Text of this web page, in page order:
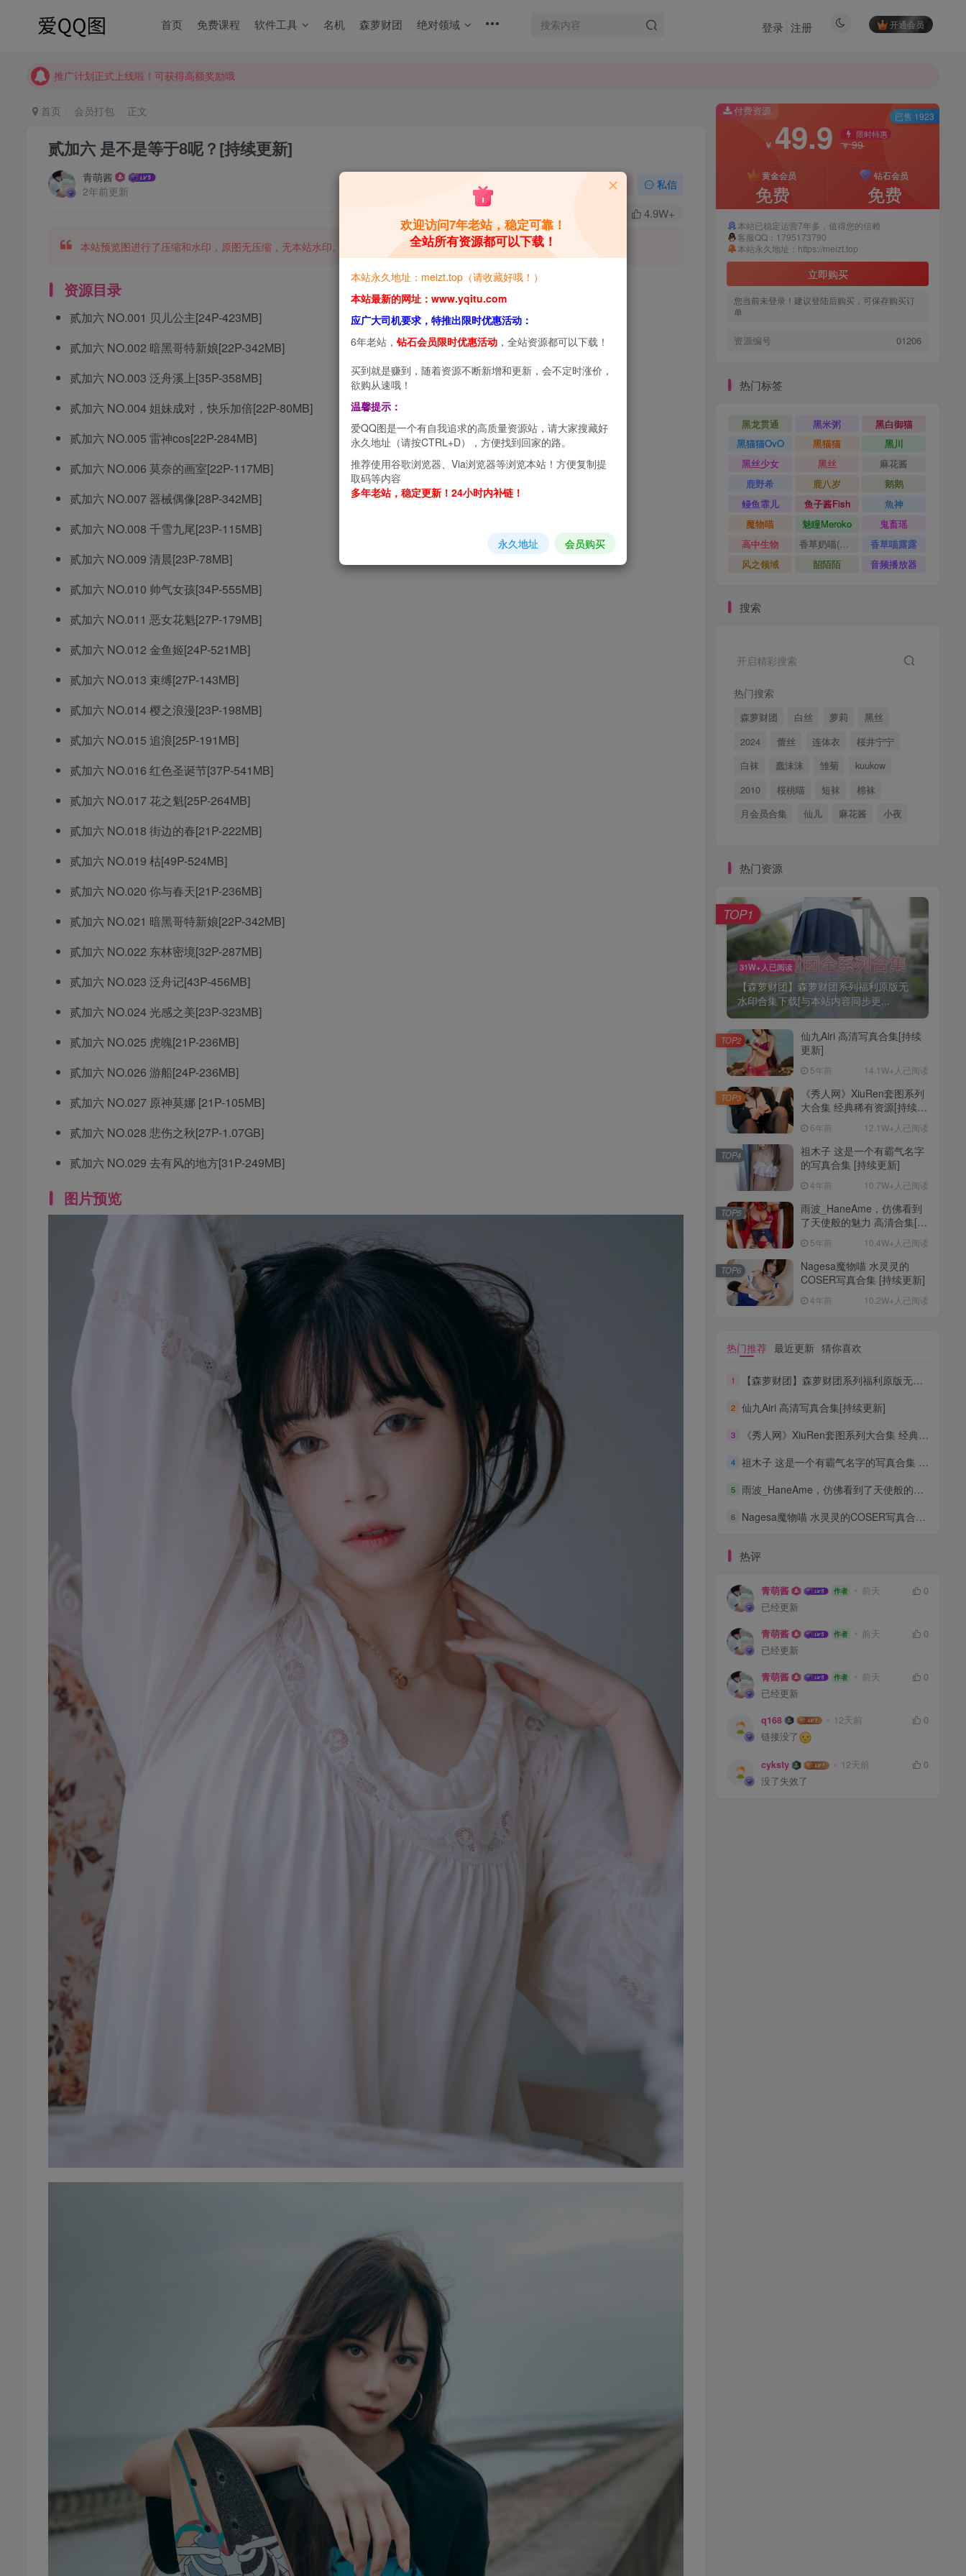
首页 免费课程 软件工具 名机 森萝财团 绝对领域 开通会员
登录 注册
【请收藏】本站永久地址是 https://www.meizt.top
【请收藏】本站永久地址是 https://www.meizt.top
推广计划正式上线啦！可获得高额奖励哦
首页 会员打包 正文
贰加六 是不是等于8呢？[持续更新]
青萌酱
2年前更新
关注 私信
4.9W+
本站预览图进行了压缩和水印，原图无压缩，无本站水印。
资源目录
贰加六 NO.001 贝儿公主[24P-423MB]
贰加六 NO.002 暗黑哥特新娘[22P-342MB]
贰加六 NO.003 泛舟溪上[35P-358MB]
贰加六 NO.004 姐妹成对，快乐加倍[22P-80MB]
贰加六 NO.005 雷神cos[22P-284MB]
贰加六 NO.006 莫奈的画室[22P-117MB]
贰加六 NO.007 器械偶像[28P-342MB]
贰加六 NO.008 千雪九尾[23P-115MB]
贰加六 NO.009 清晨[23P-78MB]
贰加六 NO.010 帅气女孩[34P-555MB]
贰加六 NO.011 恶女花魁[27P-179MB]
贰加六 NO.012 金鱼姬[24P-521MB]
贰加六 NO.013 束缚[27P-143MB]
贰加六 NO.014 樱之浪漫[23P-198MB]
贰加六 NO.015 追浪[25P-191MB]
贰加六 NO.016 红色圣诞节[37P-541MB]
贰加六 NO.017 花之魁[25P-264MB]
贰加六 NO.018 街边的春[21P-222MB]
贰加六 NO.019 枯[49P-524MB]
贰加六 NO.020 你与春天[21P-236MB]
贰加六 NO.021 暗黑哥特新娘[22P-342MB]
贰加六 NO.022 东林密境[32P-287MB]
贰加六 NO.023 泛舟记[43P-456MB]
贰加六 NO.024 光感之美[23P-323MB]
贰加六 NO.025 虎魄[21P-236MB]
贰加六 NO.026 游船[24P-236MB]
贰加六 NO.027 原神莫娜 [21P-105MB]
贰加六 NO.028 悲伤之秋[27P-1.07GB]
贰加六 NO.029 去有风的地方[31P-249MB]
图片预览
付费资源
￥ 49.9 限时特惠
￥99
黄金会员
免费
钻石会员
免费
本站已稳定运营7年多，值得您的信赖
客服QQ：1795173790
本站永久地址：https://meizt.top
立即购买
您当前未登录！建议登陆后购买，可保存购买订
单
资源编号 01206
已售 1923
热门标签
黑龙贯通 黑米粥
黑白御猫
黑猫猫OvO
黑猫猫
黑川
黑丝少女
黑丝
麻花酱
鹿野希
鹿八岁
鹅鹅
鳗鱼霏儿
鱼子酱Fish
魚神
魔物喵
魅瞳Meroko
鬼畜瑶
高中生物
香草奶喵(筱田甜)
香草喵露露
风之领域
韶陌陌 音频播放器
搜索
开启精彩搜索
热门搜索
森萝财团 白丝 萝莉
黑丝
2024
蕾丝 连体衣
桜井宁宁
白袜
蠢沫沫 雏菊
kuukow
2010
桜桃喵 短袜
棉袜
月会员合集
仙儿 麻花酱 小夜
热门资源
31W+人已阅读
【森萝财团】森萝财团系列福利原版无
水印合集下载[与本站内容同步更...
TOP1
仙九Airi 高清写真合集[持续
更新]
5年前 14.1W+人已阅读
TOP2
《秀人网》XiuRen套图系列
大合集 经典稀有资源[持续更
6年前 12.1W+人已阅读
TOP3
祖木子 这是一个有霸气名字
的写真合集 [持续更新]
4年前 10.7W+人已阅读
TOP4
雨波_HaneAme，仿佛看到
了天使般的魅力 高清合集[持
5年前 10.4W+人已阅读
TOP5
Nagesa魔物喵 水灵灵的
COSER写真合集 [持续更新]
4年前 10.2W+人已阅读
TOP6
热门推荐 最近更新 猜你喜欢
1 【森萝财团】森萝财团系列福利原版无水印合集下载[与本站内容同步更新]
2 仙九Airi 高清写真合集[持续更新]
3 《秀人网》XiuRen套图系列大合集 经典稀有资源[持续更新]
4 祖木子 这是一个有霸气名字的写真合集 [持续更新]
5 雨波_HaneAme，仿佛看到了天使般的魅力 高清合集[持续更新]
6 Nagesa魔物喵 水灵灵的COSER写真合集 [持续更新]
热评
青萌酱 作者 前天
0
已经更新
青萌酱 作者 前天
0
已经更新
青萌酱 作者 前天
0
已经更新
q168 12天前
0
链接没了
cyksty 12天前
0
没了失效了
欢迎访问7年老站，稳定可靠！
全站所有资源都可以下载！
本站永久地址：meizt.top（请收藏好哦！）
本站最新的网址：www.yqitu.com
应广大司机要求，特推出限时优惠活动：
6年老站， 钻石会员限时优惠活动 ，全站资源都可以下载！
买到就是赚到，随着资源不断新增和更新，会不定时涨价，
欲购从速哦！
温馨提示：
爱QQ图是一个有自我追求的高质量资源站，请大家搜藏好
永久地址（请按CTRL+D），方便找到回家的路。
推荐使用谷歌浏览器、Via浏览器等浏览本站！方便复制提
取码等内容
多年老站，稳定更新！24小时内补链！
永久地址 会员购买